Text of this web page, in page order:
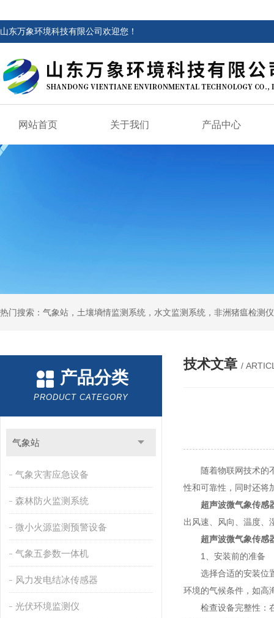
山东万象环境科技有限公司欢迎您！
网站首页 关于我们 产品中心
热门搜索：气象站，土壤墒情监测系统，水文监测系统，非洲猪瘟检测
产品分类
PRODUCT CATEGORY
气象站
气象灾害应急设备
森林防火监测系统
微小火源监测预警设备
气象五参数一体机
风力发电结冰传感器
光伏环境监测仪
技术文章 /
随着物联网技术的不
性和可靠性，同时还将
超声波微气象传感
出风速、风向、温度、
超声波微气象传感
1、安装前的准备
选择合适的安装位置
环境的气候条件，如高
检查设备完整性：在